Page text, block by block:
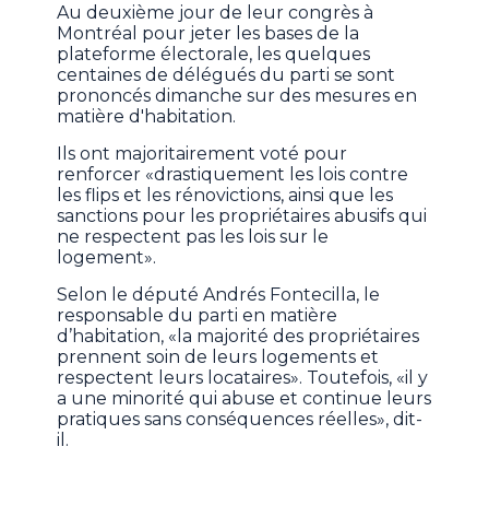
Au deuxième jour de leur congrès à
Montréal pour jeter les bases de la
plateforme électorale, les quelques
centaines de délégués du parti se sont
prononcés dimanche sur des mesures en
matière d'habitation.
Ils ont majoritairement voté pour
renforcer «drastiquement les lois contre
les flips et les rénovictions, ainsi que les
sanctions pour les propriétaires abusifs qui
ne respectent pas les lois sur le
logement».
Selon le député Andrés Fontecilla, le
responsable du parti en matière
d’habitation, «la majorité des propriétaires
prennent soin de leurs logements et
respectent leurs locataires». Toutefois, «il y
a une minorité qui abuse et continue leurs
pratiques sans conséquences réelles», dit-
il.